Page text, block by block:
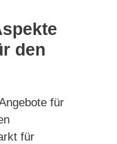
den
für
für